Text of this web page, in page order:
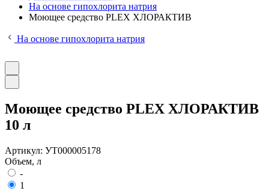
На основе гипохлорита натрия
Моющее средство PLEX ХЛОРАКТИВ
На основе гипохлорита натрия
Моющее средство PLEX ХЛОРАКТИВ
10 л
Артикул: УТ000005178
Объем, л
-
1